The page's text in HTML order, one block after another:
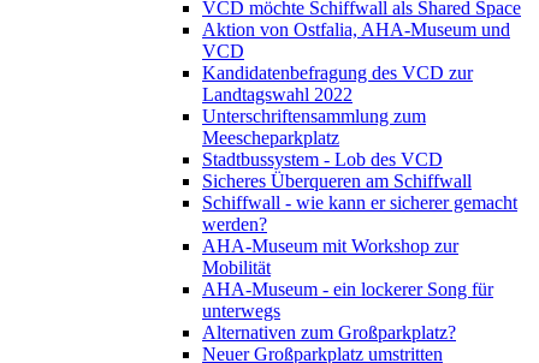
VCD möchte Schiffwall als Shared Space
Aktion von Ostfalia, AHA-Museum und
VCD
Kandidatenbefragung des VCD zur
Landtagswahl 2022
Unterschriftensammlung zum
Meescheparkplatz
Stadtbussystem - Lob des VCD
Sicheres Überqueren am Schiffwall
Schiffwall - wie kann er sicherer gemacht
werden?
AHA-Museum mit Workshop zur
Mobilität
AHA-Museum - ein lockerer Song für
unterwegs
Alternativen zum Großparkplatz?
Neuer Großparkplatz umstritten